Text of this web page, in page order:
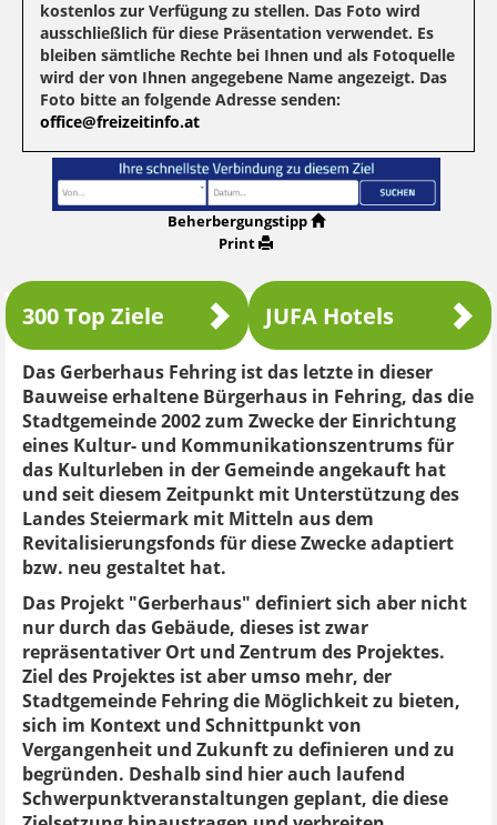
kostenlos zur Verfügung zu stellen. Das Foto wird
ausschließlich für diese Präsentation verwendet. Es
bleiben sämtliche Rechte bei Ihnen und als Fotoquelle
wird der von Ihnen angegebene Name angezeigt. Das
Foto bitte an folgende Adresse senden:
office@freizeitinfo.at
Beherbergungstipp
Print
300 Top Ziele JUFA Hotels
Das Gerberhaus Fehring ist das letzte in dieser
Bauweise erhaltene Bürgerhaus in Fehring, das die
Stadtgemeinde 2002 zum Zwecke der Einrichtung
eines Kultur- und Kommunikationszentrums für
das Kulturleben in der Gemeinde angekauft hat
und seit diesem Zeitpunkt mit Unterstützung des
Landes Steiermark mit Mitteln aus dem
Revitalisierungsfonds für diese Zwecke adaptiert
bzw. neu gestaltet hat.
Das Projekt "Gerberhaus" definiert sich aber nicht
nur durch das Gebäude, dieses ist zwar
repräsentativer Ort und Zentrum des Projektes.
Ziel des Projektes ist aber umso mehr, der
Stadtgemeinde Fehring die Möglichkeit zu bieten,
sich im Kontext und Schnittpunkt von
Vergangenheit und Zukunft zu definieren und zu
begründen. Deshalb sind hier auch laufend
Schwerpunktveranstaltungen geplant, die diese